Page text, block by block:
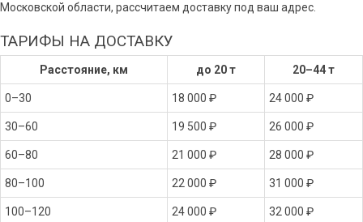
Московской области, рассчитаем доставку под ваш адрес.
ТАРИФЫ НА ДОСТАВКУ
Расстояние, км до 20 т 20–44 т
0–30 18 000 ₽ 24 000 ₽
30–60 19 500 ₽ 26 000 ₽
60–80 21 000 ₽ 28 000 ₽
80–100 22 000 ₽ 31 000 ₽
100–120 24 000 ₽ 32 000 ₽